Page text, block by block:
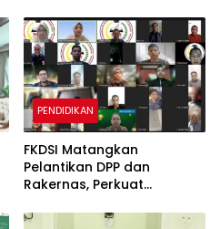
PENDIDIKAN
FKDSI Matangkan
Pelantikan DPP dan
Rakernas, Perkuat
Indonesia Emas 2045